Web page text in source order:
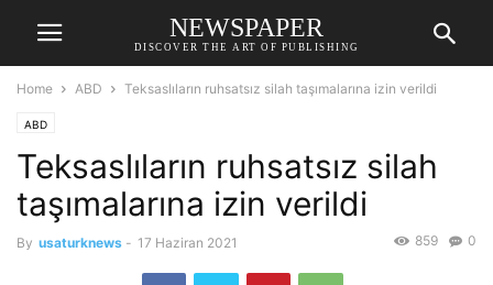
NEWSPAPER
DISCOVER THE ART OF PUBLISHING
Home ABD Teksaslıların ruhsatsız silah taşımalarına izin verildi
ABD
Teksaslıların ruhsatsız silah
taşımalarına izin verildi
By usaturknews - 17 Haziran 2021 0
859